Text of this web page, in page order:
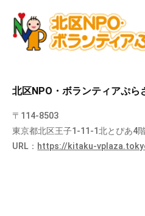
北区NPO・ボランティアぷら
〒114-8503
東京都北区王子1-11-1北とぴあ4
URL： https://kitaku-